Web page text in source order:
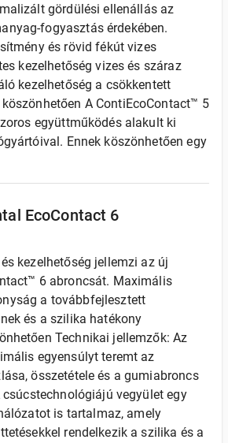
gördülési ellenállás az
fogyasztás érdekében.
és rövid fékút vizes
kezelhetőség vizes és száraz
kezelhetőség a csökkentett
A ContiEcoContact™ 5
együttműködés alakult ki
Ennek köszönhetően egy
EcoContact 6
kezelhetőség jellemzi az új
6 abroncsát. Maximális
a továbbfejlesztett
és a szilika hatékony
Technikai jellemzők: Az
egyensúlyt teremt az
összetétele és a gumiabroncs
vegyület egy
is tartalmaz, amely
rendelkezik a szilika és a